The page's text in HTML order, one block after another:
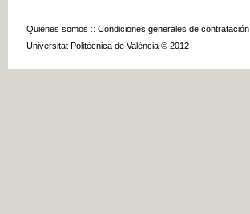
Quienes somos :: Condiciones generales de contratación
Universitat Politècnica de València © 2012